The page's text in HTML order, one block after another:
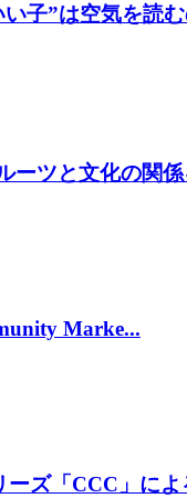
子”は空気を読
ツと文化の関
Marke...
ズ「CCC」に